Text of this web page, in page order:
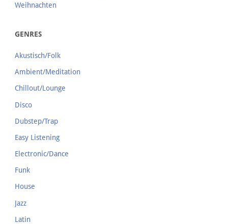
Weihnachten
GENRES
Akustisch/Folk
Ambient/Meditation
Chillout/Lounge
Disco
Dubstep/Trap
Easy Listening
Electronic/Dance
Funk
House
Jazz
Latin